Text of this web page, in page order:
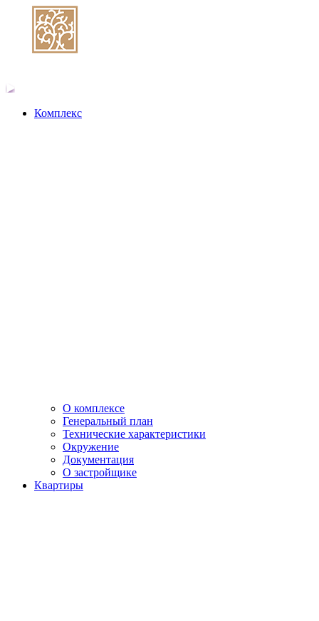
Комплекс
О комплексе
Генеральный план
Технические характеристики
Окружение
Документация
О застройщике
Квартиры